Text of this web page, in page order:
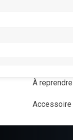
À reprendre